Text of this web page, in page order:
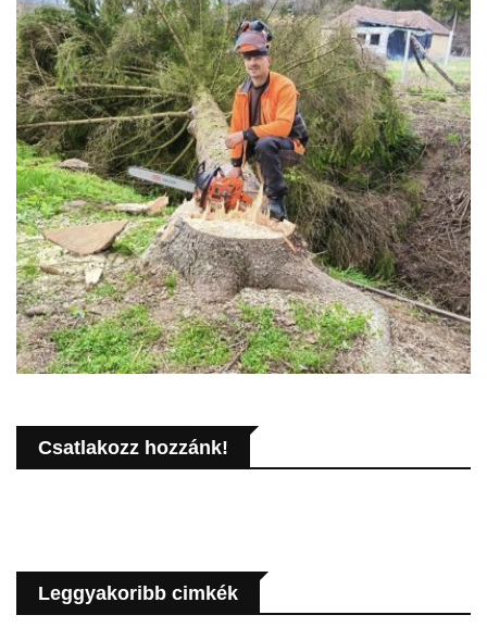
Csatlakozz hozzánk!
Leggyakoribb cimkék